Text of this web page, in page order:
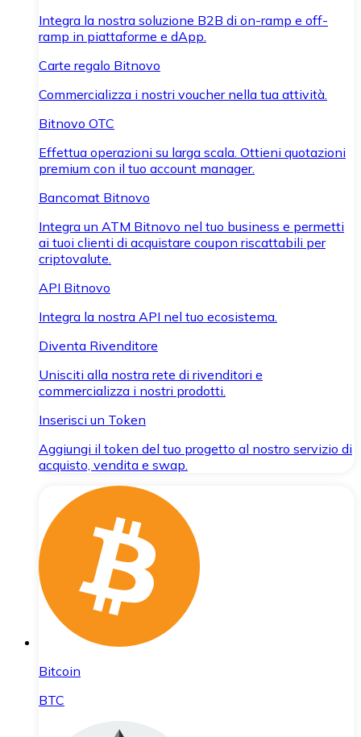
Integra la nostra soluzione B2B di on-ramp e off-
ramp in piattaforme e dApp.
Carte regalo Bitnovo
Commercializza i nostri voucher nella tua attività.
Bitnovo OTC
Effettua operazioni su larga scala. Ottieni quotazioni
premium con il tuo account manager.
Bancomat Bitnovo
Integra un ATM Bitnovo nel tuo business e permetti
ai tuoi clienti di acquistare coupon riscattabili per
criptovalute.
API Bitnovo
Integra la nostra API nel tuo ecosistema.
Diventa Rivenditore
Unisciti alla nostra rete di rivenditori e
commercializza i nostri prodotti.
Inserisci un Token
Aggiungi il token del tuo progetto al nostro servizio di
acquisto, vendita e swap.
Bitcoin
BTC